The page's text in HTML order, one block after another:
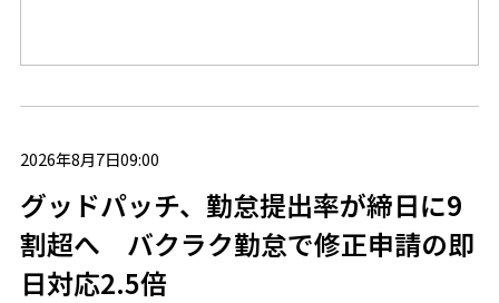
2026年8月7日09:00
グッドパッチ、勤怠提出率が締日に9
割超へ バクラク勤怠で修正申請の即
日対応2.5倍